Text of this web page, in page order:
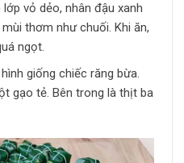
vỏ dẻo, nhân đậu xanh
thơm như chuối. Khi ăn,
ngọt.
giống chiếc răng bừa.
gạo tẻ. Bên trong là thịt ba